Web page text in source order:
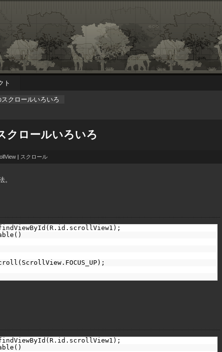
ト
クロールいろいろ
クロールいろいろ
スクロール
。